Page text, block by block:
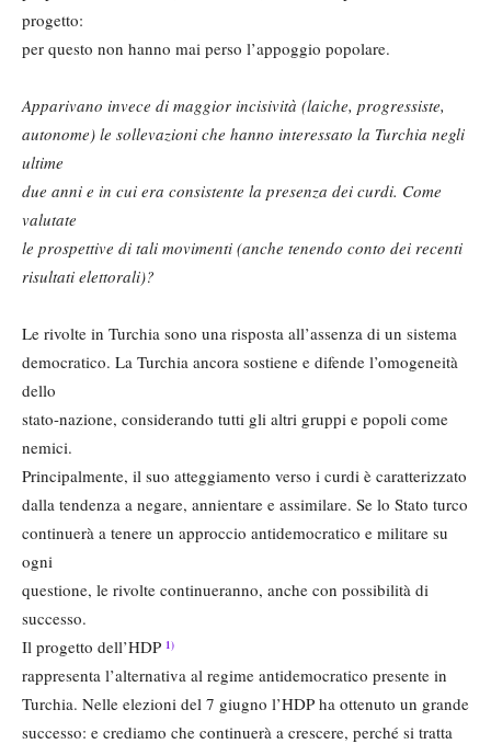
progetto:
per questo non hanno mai perso l’appoggio popolare.
Apparivano invece di maggior incisività (laiche, progressiste,
autonome) le sollevazioni che hanno interessato la Turchia negli
ultime
due anni e in cui era consistente la presenza dei curdi. Come
valutate
le prospettive di tali movimenti (anche tenendo conto dei recenti
risultati elettorali)?
Le rivolte in Turchia sono una risposta all’assenza di un sistema
democratico. La Turchia ancora sostiene e difende l’omogeneità
dello
stato-nazione, considerando tutti gli altri gruppi e popoli come
nemici.
Principalmente, il suo atteggiamento verso i curdi è caratterizzato
dalla tendenza a negare, annientare e assimilare. Se lo Stato turco
continuerà a tenere un approccio antidemocratico e militare su
ogni
questione, le rivolte continueranno, anche con possibilità di
successo.
Il progetto dell’HDP 1)
rappresenta l’alternativa al regime antidemocratico presente in
Turchia. Nelle elezioni del 7 giugno l’HDP ha ottenuto un grande
successo: e crediamo che continuerà a crescere, perché si tratta